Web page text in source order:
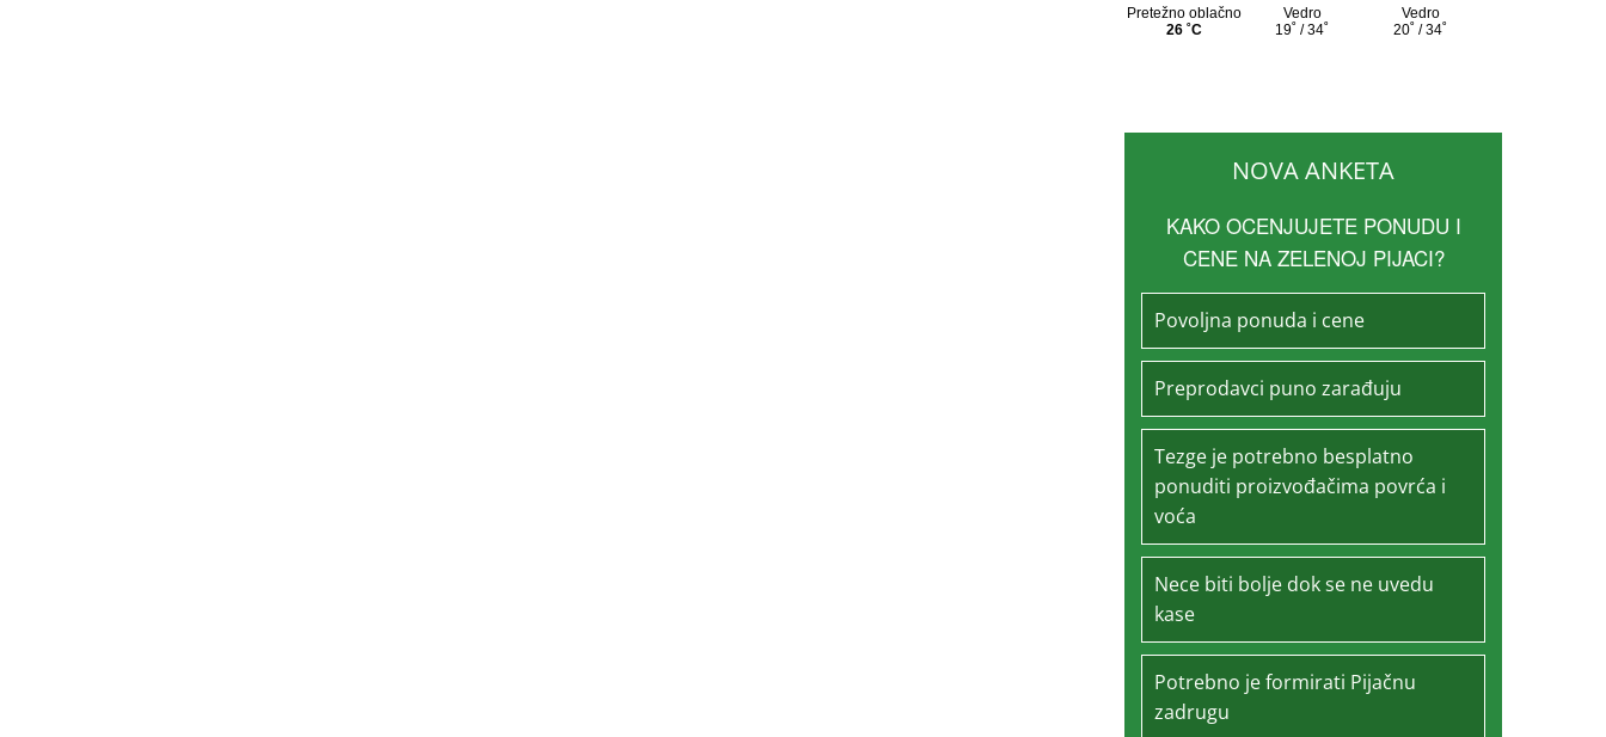
NOVA ANKETA
KAKO OCENJUJETE PONUDU I
CENE NA ZELENOJ PIJACI?
Povoljna ponuda i cene
Preprodavci puno zarađuju
Tezge je potrebno besplatno
ponuditi proizvođačima povrća i
voća
Nece biti bolje dok se ne uvedu
kase
Potrebno je formirati Pijačnu
zadrugu